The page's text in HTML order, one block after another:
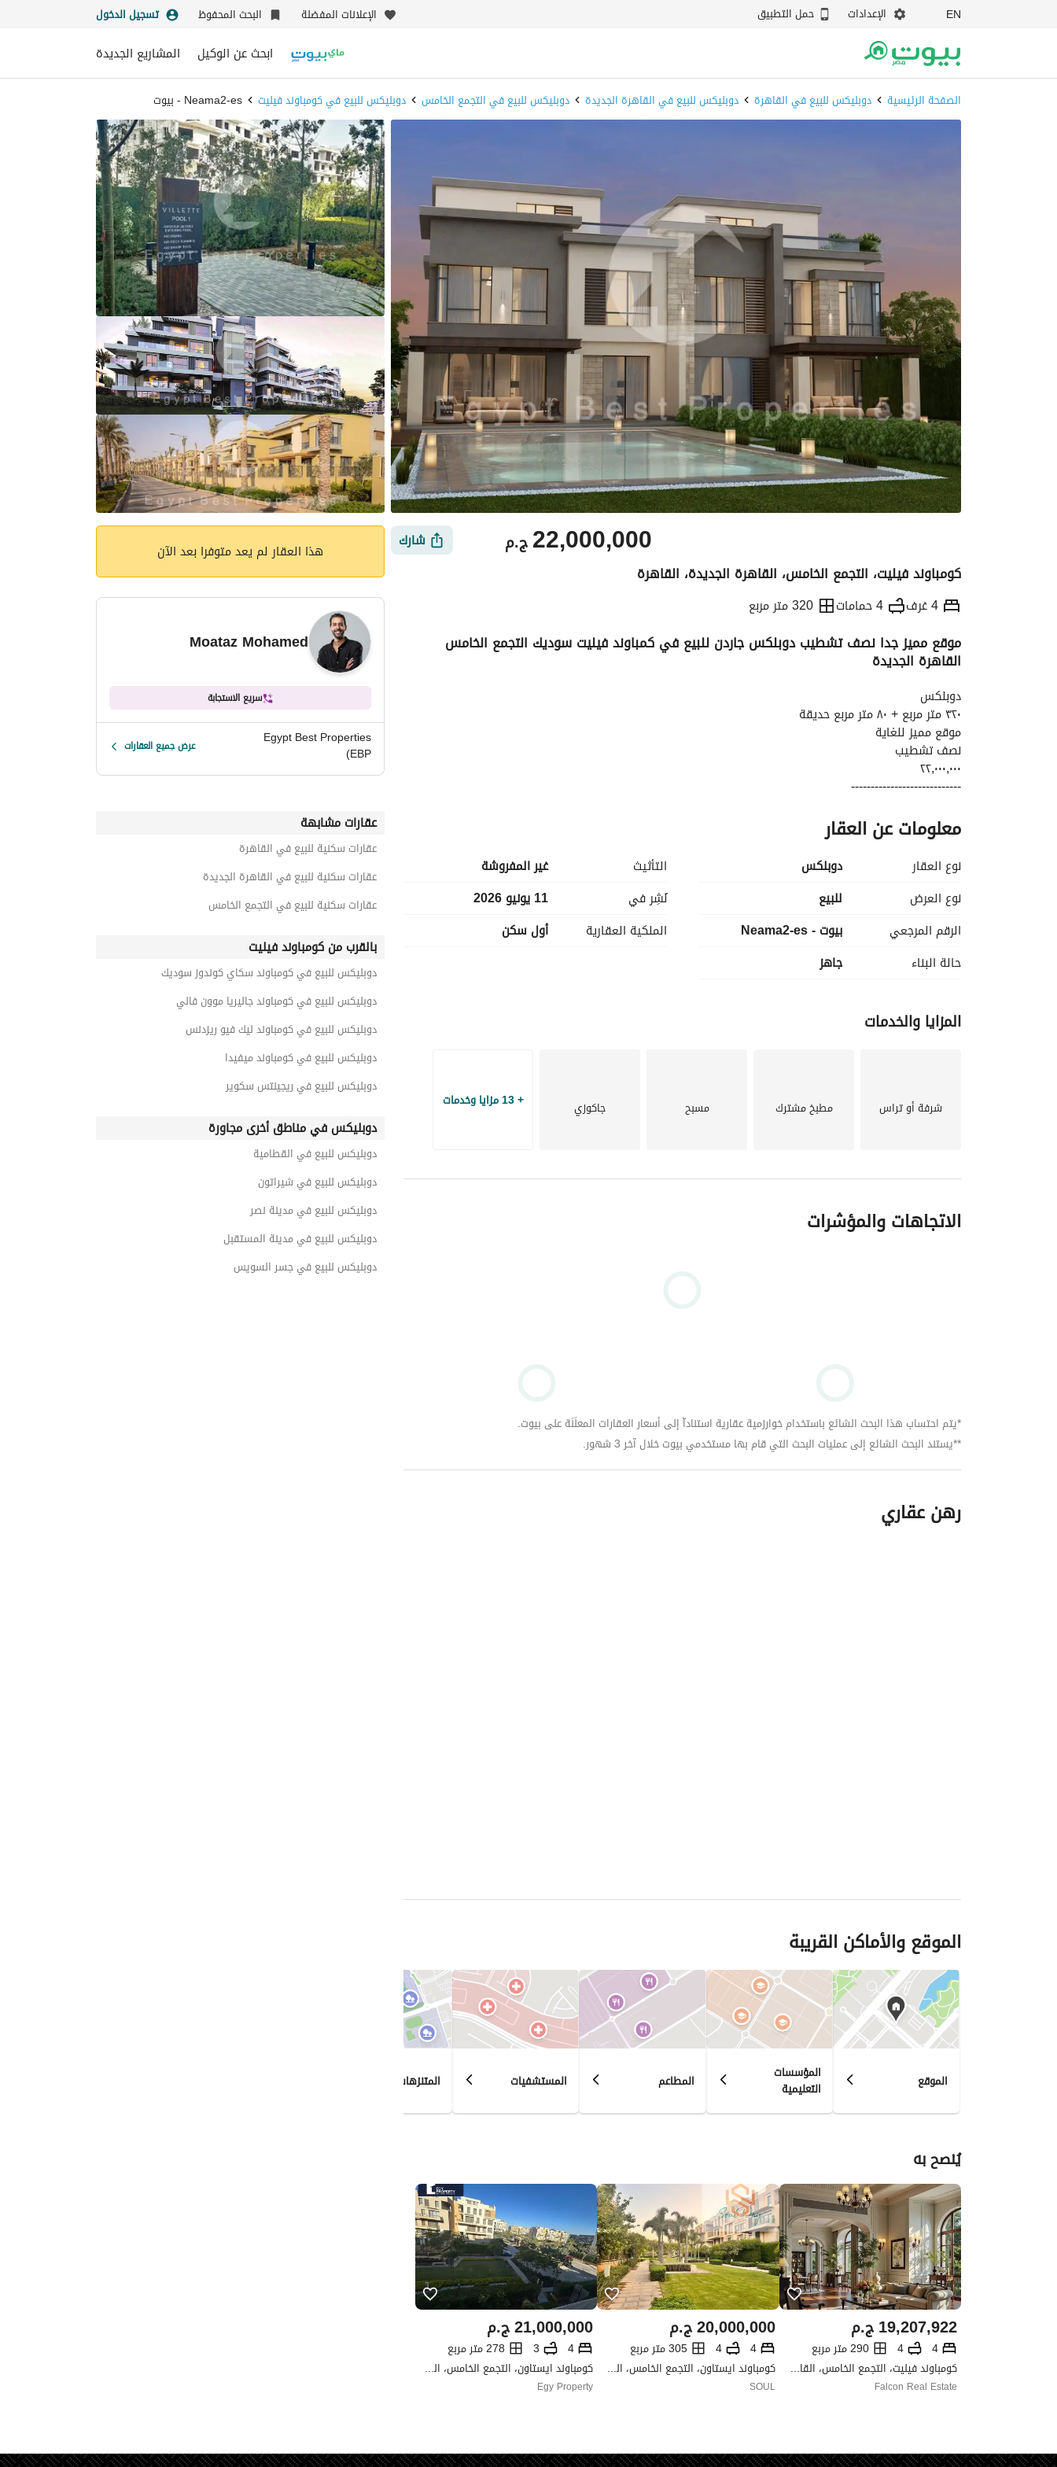
EN الإعدادات حمل التطبيق الإعلانات المفضلة البحث المحفوظ تسجيل الدخول
ابحث عن الوكيل المشاريع الجديدة
الصفحة الرئيسية دوبليكس للبيع في القاهرة دوبليكس للبيع في القاهرة الجديدة دوبليكس للبيع في التجمع الخامس دوبليكس للبيع في كومباوند فيليت Neama2-es - بيوت
ج.م22,000,000 شارك
كومباوند فيليت، التجمع الخامس، القاهرة الجديدة، القاهرة
4 غرف 4 حمامات 320 متر مربع
التفاصيل الموقع والأماكن القريبة
موقع مميز جدا نصف تشطيب دوبلكس جاردن للبيع في كمباوند فيليت سوديك التجمع الخامس
القاهرة الجديدة
دوبلكس
٣٢٠ متر مربع + ٨٠ متر مربع حديقة
موقع مميز للغاية
نصف تشطيب
٢٢,٠٠٠,٠٠٠
----------------------------
منعشة. طورت سوديك مجمع فيليت السكني على مساحة شاسعة تبلغ 301 فدان من الأراضي الخضراء الوارفة.
فريدة من نوعها، حيث يمتزج فخامة الحياة العصرية مع السكينة التي يوفرها نمط الحياة المستدام.
معلومات عن العقار
نوع العقار
دوبلكس
نوع العرض
للبيع
الرقم المرجعي
بيوت - Neama2-es
حالة البناء
جاهز
التأثيث
غير المفروشة
نُشِر في
11 يونيو 2026
الملكية العقارية
أول سكن
المزايا والخدمات
شرفة أو تراس مطبخ مشترك مسبح جاكوزي + 13 مزايا وخدمات
الاتجاهات والمؤشرات
*يتم احتساب هذا البحث الشائع باستخدام خوارزمية عقارية استناداّ إلى أسعار العقارات المعلَنَة على بيوت.
**يستند البحث الشائع إلى عمليات البحث التي قام بها مستخدمي بيوت خلال آخر 3 شهور.
رهن عقاري
الموقع والأماكن القريبة
الموقع المؤسسات
التعليمية المطاعم المستشفيات المتنزهات
يُنصح به
ج.م19,207,922
4
4
290 متر مربع
كومباوند فيليت، التجمع الخامس، القاهرة الجديدة، القاهرة
Falcon Real Estate
ج.م20,000,000
4
4
305 متر مربع
كومباوند ايستاون، التجمع الخامس، القاهرة الجديدة، القاهرة
SOUL
ج.م21,000,000
4
3
278 متر مربع
كومباوند ايستاون، التجمع الخامس، القاهرة الجديدة، القاهرة
Egy Property
هذا العقار لم يعد متوفرا بعد الآن
Moataz Mohamed
سريع الاستجابة
Egypt Best Properties
(EBP عرض جميع العقارات
عقارات مشابهة
عقارات سكنية للبيع في القاهرة
عقارات سكنية للبيع في القاهرة الجديدة
عقارات سكنية للبيع في التجمع الخامس
بالقرب من كومباوند فيليت
دوبليكس للبيع في كومباوند سكاي كوندوز سوديك
دوبليكس للبيع في كومباوند جاليريا موون فالي
دوبليكس للبيع في كومباوند ليك فيو ريزدنس
دوبليكس للبيع في كومباوند ميفيدا
دوبليكس للبيع في ريجينتس سكوير
دوبليكس في مناطق أخرى مجاورة
دوبليكس للبيع في القطامية
دوبليكس للبيع في شيراتون
دوبليكس للبيع في مدينة نصر
دوبليكس للبيع في مدينة المستقبل
دوبليكس للبيع في جسر السويس